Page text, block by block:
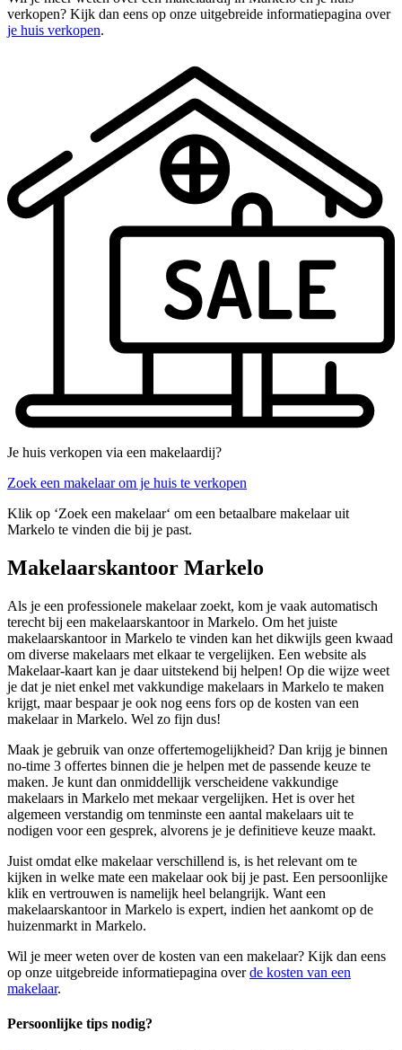
verkopen? Kijk dan eens op onze uitgebreide informatiepagina over
je huis verkopen.
Je huis verkopen via een makelaardij?
Zoek een makelaar om je huis te verkopen
Klik op ‘Zoek een makelaar‘ om een betaalbare makelaar uit
Markelo te vinden die bij je past.
Makelaarskantoor Markelo
Als je een professionele makelaar zoekt, kom je vaak automatisch
terecht bij een makelaarskantoor in Markelo. Om het juiste
makelaarskantoor in Markelo te vinden kan het dikwijls geen kwaad
om diverse makelaars met elkaar te vergelijken. Een website als
Makelaar-kaart kan je daar uitstekend bij helpen! Op die wijze weet
je dat je niet enkel met vakkundige makelaars in Markelo te maken
krijgt, maar bespaar je ook nog eens fors op de kosten van een
makelaar in Markelo. Wel zo fijn dus!
Maak je gebruik van onze offertemogelijkheid? Dan krijg je binnen
no-time 3 offertes binnen die je helpen met de passende keuze te
maken. Je kunt dan onmiddellijk verscheidene vakkundige
makelaars in Markelo met mekaar vergelijken. Het is over het
algemeen verstandig om tenminste een aantal makelaars uit te
nodigen voor een gesprek, alvorens je je definitieve keuze maakt.
Juist omdat elke makelaar verschillend is, is het relevant om te
kijken in welke mate een makelaar ook bij je past. Een persoonlijke
klik en vertrouwen is namelijk heel belangrijk. Want een
makelaarskantoor in Markelo is expert, indien het aankomt op de
huizenmarkt in Markelo.
Wil je meer weten over de kosten van een makelaar? Kijk dan eens
op onze uitgebreide informatiepagina overde kosten van een
makelaar.
Persoonlijke tips nodig?